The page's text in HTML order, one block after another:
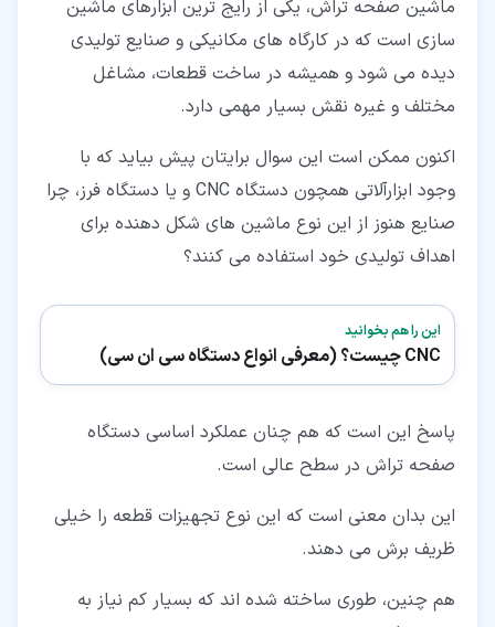
ماشین صفحه تراش، یکی از رایج ترین ابزارهای ماشین
سازی است که در کارگاه های مکانیکی و صنایع تولیدی
دیده می شود و همیشه در ساخت قطعات، مشاغل
مختلف و غیره نقش بسیار مهمی دارد.
اکنون ممکن است این سوال برایتان پیش بیاید که با
وجود ابزارآلاتی همچون دستگاه CNC و یا دستگاه فرز، چرا
صنایع هنوز از این نوع ماشین های شکل دهنده برای
اهداف تولیدی خود استفاده می کنند؟
این را هم بخوانید
CNC چیست؟ (معرفی انواع دستگاه سی ان سی)
پاسخ این است که هم چنان عملکرد اساسی دستگاه
صفحه تراش در سطح عالی است.
این بدان معنی است که این نوع تجهیزات قطعه را خیلی
ظریف برش می دهند.
هم چنین، طوری ساخته شده اند که بسیار کم نیاز به